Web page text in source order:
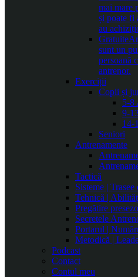
mai mare
și poate fi
au
Gratuite
sunt un
persoană
antrenor.
Exerciții
Copii și
5-8
9-
14-
Seniori
Antrenamente
Tactică
Sisteme | Trasee
Tehnică |
Pregătire
Secretele
Portarul |
Metodică |
Podcast
Contact
Contul meu